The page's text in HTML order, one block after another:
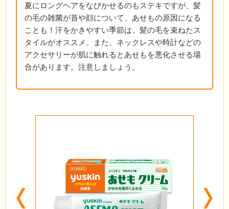
夏にロングヘアをなびかせるのもステキですが、髪
の毛の雑菌が首や顔について、あせもの原因になる
ことも！汗をかきやすい季節は、髪の毛を束ねたス
タイルがオススメ。また、ネックレスや時計などの
アクセサリーが肌に触れるとあせもを悪化させる場
合があります。注意しましょう。
Previous